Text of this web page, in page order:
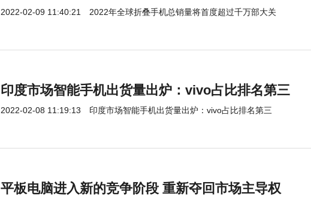
2022-02-09 11:40:21 2022年全球折叠手机总销量将首度超过千万部大关
印度市场智能手机出货量出炉：vivo占比排名第三
2022-02-08 11:19:13 印度市场智能手机出货量出炉：vivo占比排名第三
平板电脑进入新的竞争阶段 重新夺回市场主导权